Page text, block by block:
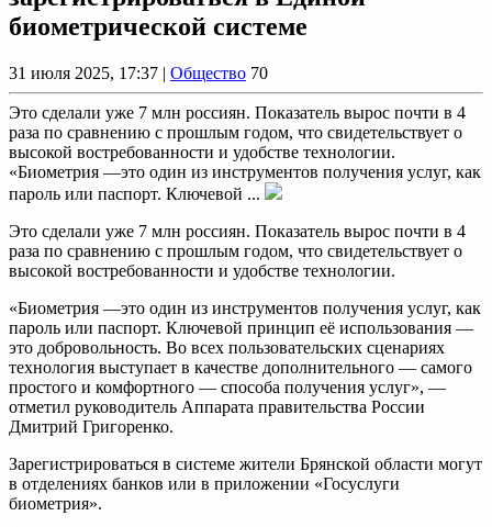
биометрической системе
31 июля 2025, 17:37 | Общество 70
Это сделали уже 7 млн россиян. Показатель вырос почти в 4
раза по сравнению с прошлым годом, что свидетельствует о
высокой востребованности и удобстве технологии.
«Биометрия —это один из инструментов получения услуг, как
пароль или паспорт. Ключевой ...
Это сделали уже 7 млн россиян. Показатель вырос почти в 4
раза по сравнению с прошлым годом, что свидетельствует о
высокой востребованности и удобстве технологии.
«Биометрия —это один из инструментов получения услуг, как
пароль или паспорт. Ключевой принцип её использования —
это добровольность. Во всех пользовательских сценариях
технология выступает в качестве дополнительного — самого
простого и комфортного — способа получения услуг», —
отметил руководитель Аппарата правительства России
Дмитрий Григоренко.
Зарегистрироваться в системе жители Брянской области могут
в отделениях банков или в приложении «Госуслуги
биометрия».